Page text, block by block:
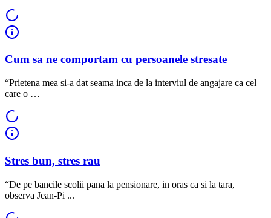
Cum sa ne comportam cu persoanele stresate
“Prietena mea si-a dat seama inca de la interviul de angajare ca cel
care o …
Stres bun, stres rau
“De pe bancile scolii pana la pensionare, in oras ca si la tara,
observa Jean-Pi ...